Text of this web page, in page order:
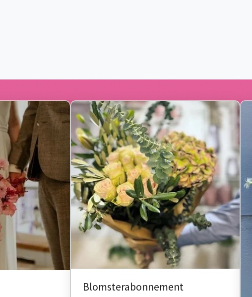
Blomsterabonnement